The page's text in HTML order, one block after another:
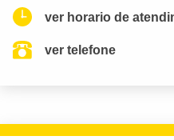
ver horario de
ver telefone